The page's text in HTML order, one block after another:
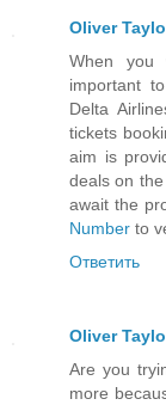
Oliver
When you
important
Delta
tickets
aim is
deals on the
await the
Number to
Ответить
Oliver
Are you
more